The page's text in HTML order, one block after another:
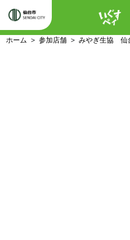
ホーム 参加店舗 みやぎ生協 仙